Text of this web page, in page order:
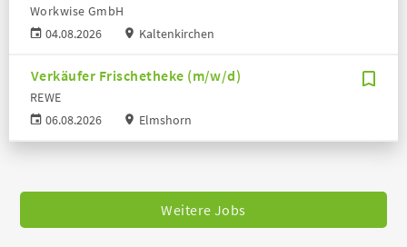
04.08.2026
Workwise GmbH
Kaltenkirchen
Verkäufer Frischetheke (m/w/d)
06.08.2026
REWE
Elmshorn
Weitere Jobs